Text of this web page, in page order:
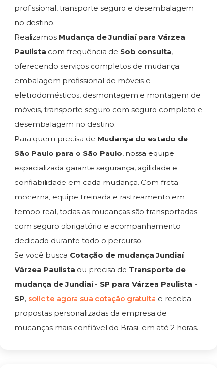
profissional, transporte seguro e desembalagem
no destino.
Realizamos Mudança de Jundiaí para Várzea
Paulista com frequência de Sob consulta,
oferecendo serviços completos de mudança:
embalagem profissional de móveis e
eletrodomésticos, desmontagem e montagem de
móveis, transporte seguro com seguro completo e
desembalagem no destino.
Para quem precisa de Mudança do estado de
São Paulo para o São Paulo, nossa equipe
especializada garante segurança, agilidade e
confiabilidade em cada mudança. Com frota
moderna, equipe treinada e rastreamento em
tempo real, todas as mudanças são transportadas
com seguro obrigatório e acompanhamento
dedicado durante todo o percurso.
Se você busca Cotação de mudança Jundiaí
Várzea Paulista ou precisa de Transporte de
mudança de Jundiaí - SP para Várzea Paulista -
SP, solicite agora sua cotação gratuita e receba
propostas personalizadas da empresa de
mudanças mais confiável do Brasil em até 2 horas.